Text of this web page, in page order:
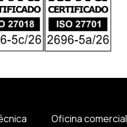
Oficina comercial